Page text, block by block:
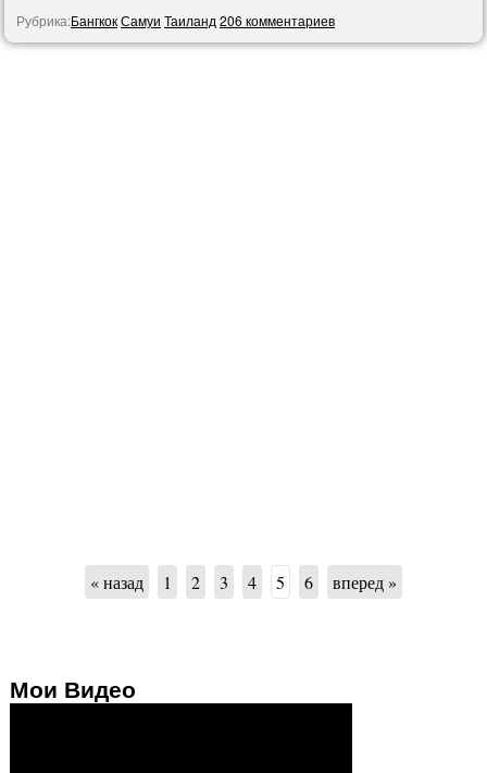
Рубрика:БангкокСамуи Таиланд 206 комментариев
« назад 1 2 3 4 5 6 вперед »
Мои Видео